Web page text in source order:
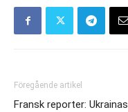
Föregående artikel
Fransk reporter: Ukrainas